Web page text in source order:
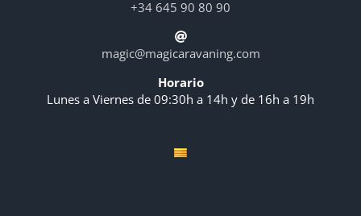
+34 645 90 80 90
magic@magicaravaning.com
Horario
Lunes a Viernes de 09:30h a 14h y de 16h a 19h